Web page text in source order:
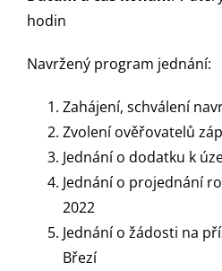
hodin
Navržený program jednání:
Zahájení, schválení
Zvolení ověřovatelů
Jednání o dodatku k
Jednání o projednání
2022
Jednání o žádosti na
Březí